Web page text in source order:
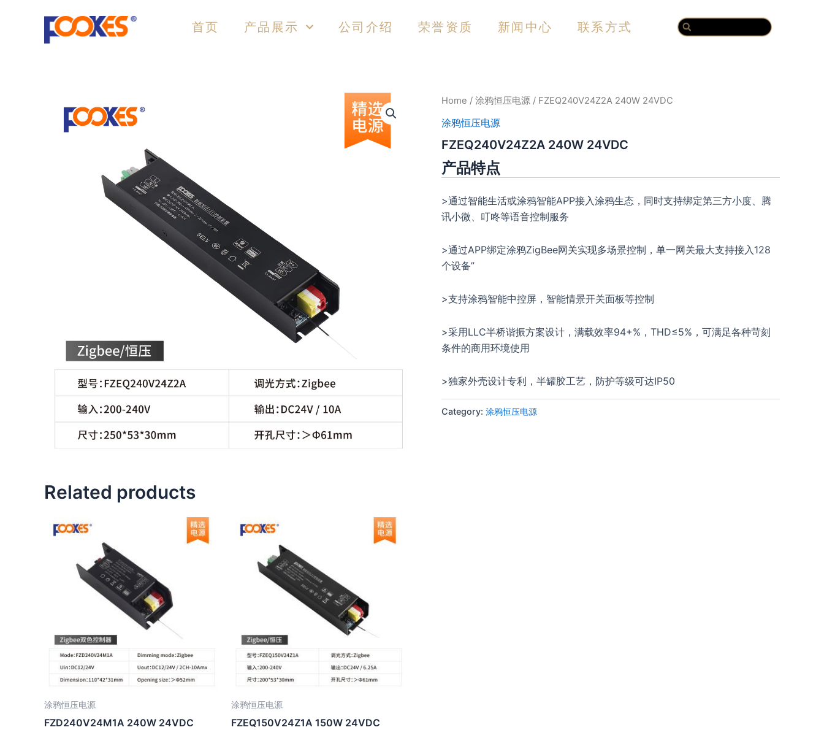
首页 产品展示 公司介绍 荣誉资质 新闻中心 联系方式 Search
Home / 涂鸦恒压电源 / FZEQ240V24Z2A 240W 24VDC
涂鸦恒压电源
FZEQ240V24Z2A 240W 24VDC
产品特点
>通过智能生活或涂鸦智能APP接入涂鸦生态，同时支持绑定第三方小度、腾
讯小微、叮咚等语音控制服务
>通过APP绑定涂鸦ZigBee网关实现多场景控制，单一网关最大支持接入128
个设备”
>支持涂鸦智能中控屏，智能情景开关面板等控制
>采用LLC半桥谐振方案设计，满载效率94+%，THD≤5%，可满足各种苛刻
条件的商用环境使用
>独家外壳设计专利，半罐胶工艺，防护等级可达IP50
Category: 涂鸦恒压电源
Related products
涂鸦恒压电源
FZD240V24M1A 240W 24VDC
涂鸦恒压电源
FZEQ150V24Z1A 150W 24VDC